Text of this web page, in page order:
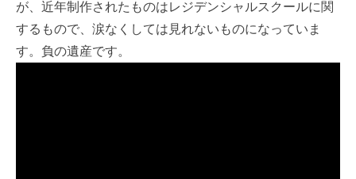
が、近年制作されたものはレジデンシャルスクールに関
するもので、涙なくしては見れないものになっていま
す。負の遺産です。